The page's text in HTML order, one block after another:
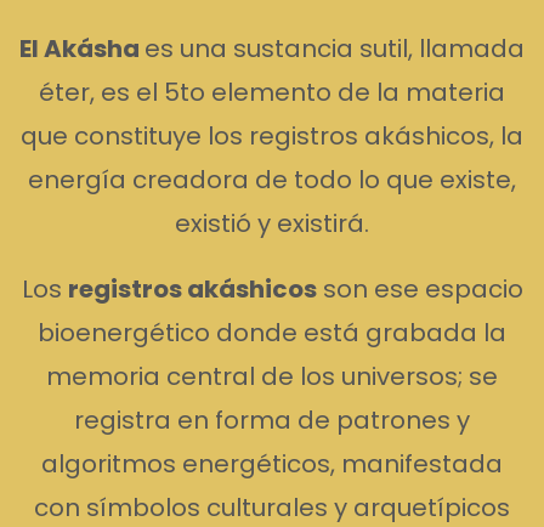
El Akásha es una sustancia sutil, llamada
éter, es el 5to elemento de la materia
que constituye los registros akáshicos, la
energía creadora de todo lo que existe,
existió y existirá.
Los registros akáshicosson ese espacio
bioenergético donde está grabada la
memoria central de los universos; se
registra en forma de patrones y
algoritmos energéticos, manifestada
con símbolos culturales y arquetípicos